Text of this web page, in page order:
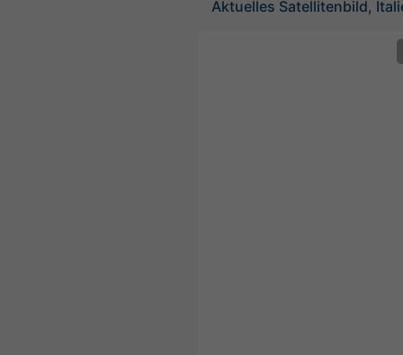
Aktuelles Satellitenbild,